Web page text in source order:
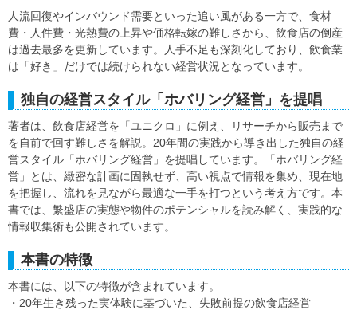
人流回復やインバウンド需要といった追い風がある一方で、食材
費・人件費・光熱費の上昇や価格転嫁の難しさから、飲食店の倒産
は過去最多を更新しています。人手不足も深刻化しており、飲食業
は「好き」だけでは続けられない経営状況となっています。
独自の経営スタイル「ホバリング経営」を提唱
著者は、飲食店経営を「ユニクロ」に例え、リサーチから販売まで
を自前で回す難しさを解説。20年間の実践から導き出した独自の経
営スタイル「ホバリング経営」を提唱しています。「ホバリング経
営」とは、緻密な計画に固執せず、高い視点で情報を集め、現在地
を把握し、流れを見ながら最適な一手を打つという考え方です。本
書では、繁盛店の実態や物件のポテンシャルを読み解く、実践的な
情報収集術も公開されています。
本書の特徴
本書には、以下の特徴が含まれています。
・20年生き残った実体験に基づいた、失敗前提の飲食店経営